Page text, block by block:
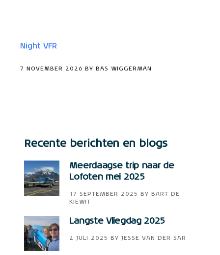
Night VFR
7 NOVEMBER 2026 BY BAS WIGGERMAN
Recente berichten en blogs
Meerdaagse trip naar de
Lofoten mei 2025
17 SEPTEMBER 2025 BY
BART DE
KIEWIT
Langste Vliegdag 2025
2 JULI 2025 BY JESSE VAN DER SAR